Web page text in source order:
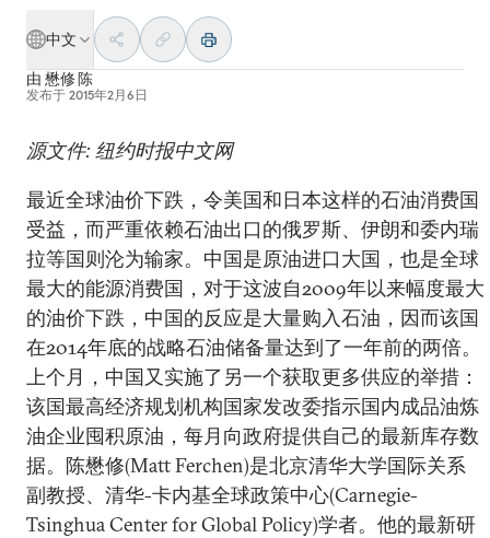
中文
由 懋修 陈
发布于 2015年2月6日
源文件: 纽约时报中文网
最近全球油价下跌，令美国和日本这样的石油消费国
受益，而严重依赖石油出口的俄罗斯、伊朗和委内瑞
拉等国则沦为输家。中国是原油进口大国，也是全球
最大的能源消费国，对于这波自2009年以来幅度最大
的油价下跌，中国的反应是大量购入石油，因而该国
在2014年底的战略石油储备量达到了一年前的两倍。
上个月，中国又实施了另一个获取更多供应的举措：
该国最高经济规划机构国家发改委指示国内成品油炼
油企业囤积原油，每月向政府提供自己的最新库存数
据。陈懋修(Matt Ferchen)是北京清华大学国际关系
副教授、清华-卡内基全球政策中心(Carnegie-
Tsinghua Center for Global Policy)学者。他的最新研